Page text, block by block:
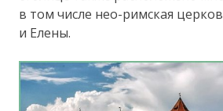
в том числе нео-римская
и Елены.